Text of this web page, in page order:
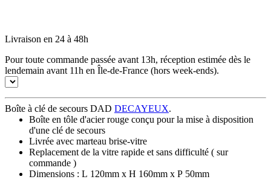
Livraison en 24 à 48h
Pour toute commande passée avant 13h, réception estimée dès le
lendemain avant 11h en Île-de-France (hors week-ends).
Boîte à clé de secours DAD DECAYEUX.
Boîte en tôle d'acier rouge conçu pour la mise à disposition
d'une clé de secours
Livrée avec marteau brise-vitre
Replacement de la vitre rapide et sans difficulté ( sur
commande )
Dimensions : L 120mm x H 160mm x P 50mm